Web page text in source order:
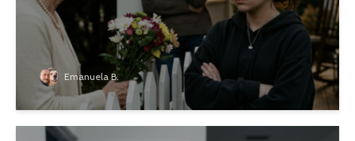
Emanuela B.